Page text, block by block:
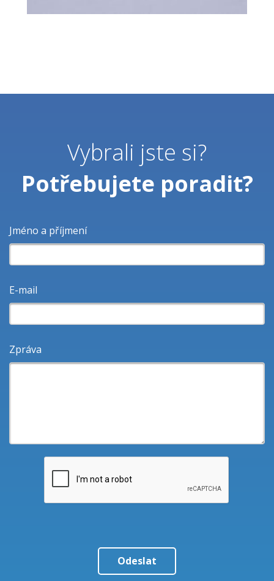
Vybrali jste si?
Potřebujete poradit?
Jméno a příjmení
E-mail
Zpráva